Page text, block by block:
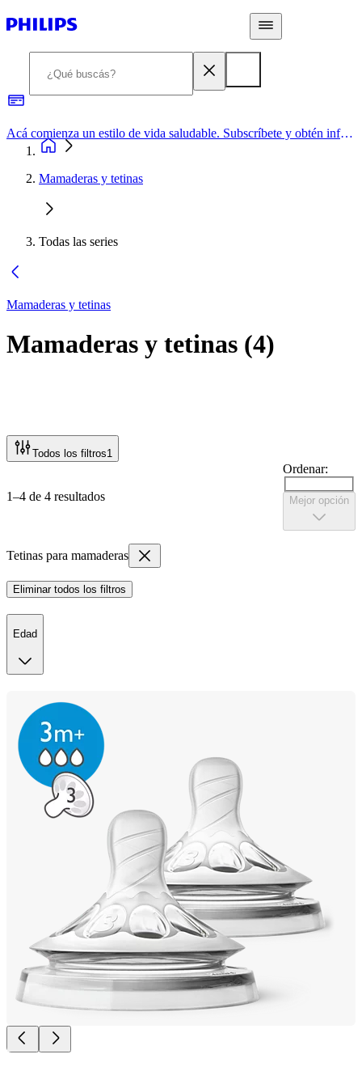
Acá comienza un estilo de vida saludable. Subscríbete y obtén información de primera mano
Mamaderas y tetinas
Todas las series
Mamaderas y tetinas
Mamaderas y tetinas (4)
Todos los filtros1
1–4 de 4 resultados
Ordenar:
Mejor opción
Tetinas para mamaderas
Eliminar todos los filtros
Edad